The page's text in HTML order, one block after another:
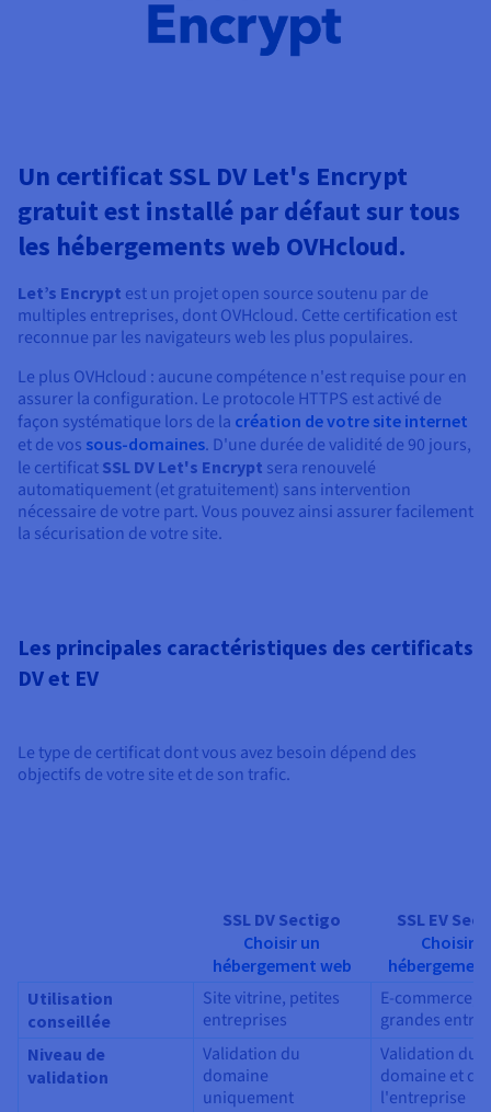
Un certificat SSL DV Let's Encrypt
gratuit est installé par défaut sur tous
les hébergements web OVHcloud.
Let’s Encrypt est un projet open source soutenu par de
multiples entreprises, dont OVHcloud. Cette certification est
reconnue par les navigateurs web les plus populaires.
Le plus OVHcloud : aucune compétence n'est requise pour en
assurer la configuration. Le protocole HTTPS est activé de
façon systématique lors de la création de votre site internet
et de vos sous-domaines. D'une durée de validité de 90 jours,
le certificat SSL DV Let's Encrypt sera renouvelé
automatiquement (et gratuitement) sans intervention
nécessaire de votre part. Vous pouvez ainsi assurer facilement
la sécurisation de votre site.
Les principales caractéristiques des certificats
DV et EV
Le type de certificat dont vous avez besoin dépend des
objectifs de votre site et de son trafic.
SSL DV Sectigo
Choisir un
hébergement web
SSL EV
Choisir
Utilisation
conseillée
Site vitrine, petites
entreprises
E-commerce,
grandes
Niveau de
validation
Validation du
domaine
uniquement
Validation du
domaine et de
l'entreprise